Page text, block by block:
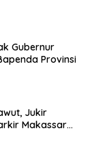
Gubernur
Provinsi
Jukir
Makassar